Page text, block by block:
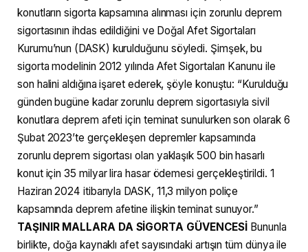
konutların sigorta kapsamına alınması için zorunlu deprem
sigortasının ihdas edildiğini ve Doğal Afet Sigortaları
Kurumu’nun (DASK) kurulduğunu söyledi. Şimşek, bu
sigorta modelinin 2012 yılında Afet Sigortaları Kanunu ile
son halini aldığına işaret ederek, şöyle konuştu: “Kurulduğu
günden bugüne kadar zorunlu deprem sigortasıyla sivil
konutlara deprem afeti için teminat sunulurken son olarak 6
Şubat 2023’te gerçekleşen depremler kapsamında
zorunlu deprem sigortası olan yaklaşık 500 bin hasarlı
konut için 35 milyar lira hasar ödemesi gerçekleştirildi. 1
Haziran 2024 itibarıyla DASK, 11,3 milyon poliçe
kapsamında deprem afetine ilişkin teminat sunuyor.”
TAŞINIR MALLARA DA SİGORTA GÜVENCESİ Bununla
birlikte, doğa kaynaklı afet sayısındaki artışın tüm dünya ile